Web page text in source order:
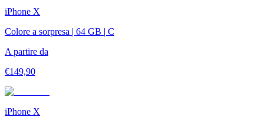
iPhone X
Colore a sorpresa | 64 GB | C
A partire da
€149,90
iPhone X